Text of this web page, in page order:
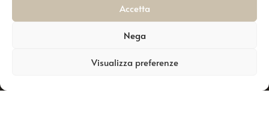
Accetta
Nega
Visualizza preferenze
285 3531